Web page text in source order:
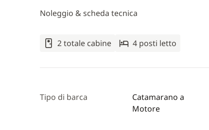
Noleggio & scheda tecnica
2 totale cabine 4 posti letto
Tipo di barca
Catamarano a
Motore